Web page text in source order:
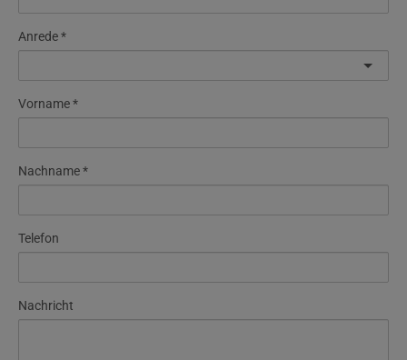
Anrede
Vorname
Nachname
Telefon
Nachricht